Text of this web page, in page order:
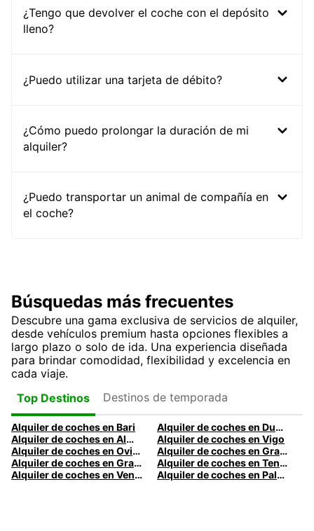
¿Tengo que devolver el coche con el depósito
lleno?
¿Puedo utilizar una tarjeta de débito?
¿Cómo puedo prolongar la duración de mi
alquiler?
¿Puedo transportar un animal de compañía en
el coche?
Búsquedas más frecuentes
Descubre una gama exclusiva de servicios de alquiler,
desde vehículos premium hasta opciones flexibles a
largo plazo o solo de ida. Una experiencia diseñada
para brindar comodidad, flexibilidad y excelencia en
cada viaje.
Top Destinos
Destinos de temporada
Alquiler de coches en Bari
Alquiler de coches en Dublín
Alquiler de coches en Almería
Alquiler de coches en Vigo
Alquiler de coches en Oviedo
Alquiler de coches en Granada
Alquiler de coches en Gran Canaria
Alquiler de coches en Tenerife
Alquiler de coches en Venecia
Alquiler de coches en Palermo